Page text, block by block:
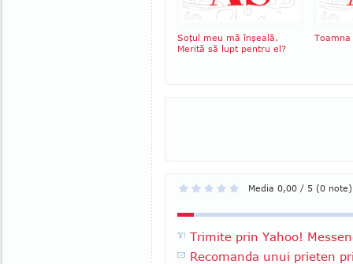
Soţul meu mă înşeală.
Merită să lupt pentru el?
Media 0,00 / 5 (0 note)
Trimite prin Yahoo!
Recomanda unui prieten